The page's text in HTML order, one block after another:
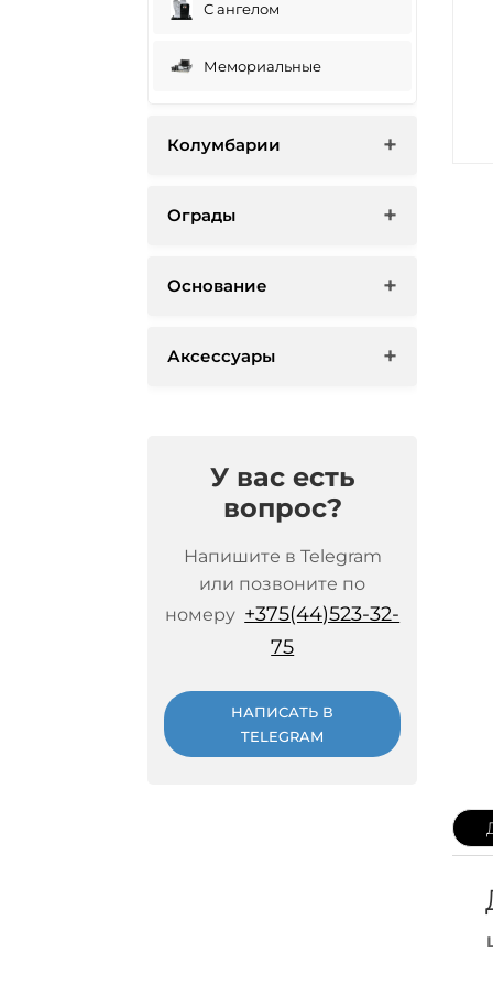
С ангелом
Мемориальные
Колумбарии
Ограды
Основание
Аксессуары
У вас есть
вопрос?
Напишите в Telegram
или позвоните по
номеру +375(44)523-32-
75
НАПИСАТЬ В
TELEGRAM